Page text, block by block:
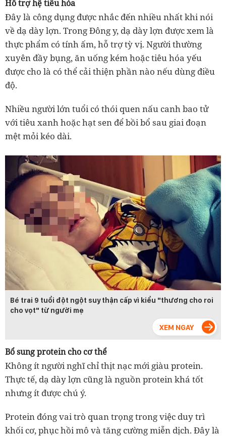
Hỗ trợ hệ tiêu hóa
Đây là công dụng được nhắc đến nhiều nhất khi nói
về dạ dày lợn. Trong Đông y, dạ dày lợn được xem là
thực phẩm có tính ấm, hỗ trợ tỳ vị. Người thường
xuyên đầy bụng, ăn uống kém hoặc tiêu hóa yếu
được cho là có thể cải thiện phần nào nếu dùng điều
độ.
Nhiều người lớn tuổi có thói quen nấu canh bao tử
với tiêu xanh hoặc hạt sen để bồi bổ sau giai đoạn
mệt mỏi kéo dài.
Bé trai 9 tuổi đột ngột suy thận cấp vì kiểu "thương cho roi
cho vọt" từ người mẹ
Bổ sung protein cho cơ thể
Không ít người nghĩ chỉ thịt nạc mới giàu protein.
Thực tế, dạ dày lợn cũng là nguồn protein khá tốt
nhưng ít được chú ý.
Protein đóng vai trò quan trọng trong việc duy trì
khối cơ, phục hồi mô và tăng cường miễn dịch. Đây là